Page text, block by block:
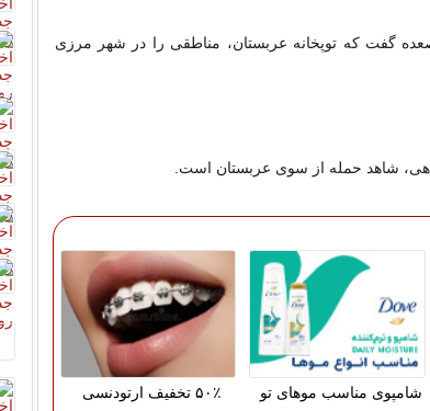
گفت که توپخانه عربستان، مناطقی را در شهر مرزی
شاهد حمله از سوی عربستان است.
شامپوی مناسب موهای تو
۵۰٪ تخفیف ارتودنسی